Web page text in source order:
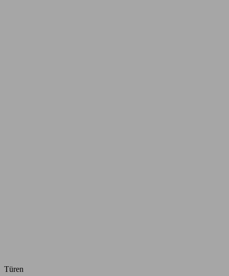
Türen